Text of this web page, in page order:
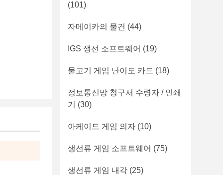
(101)
자메이카의 물건 (44)
IGS 생선 소프트웨어 (19)
물고기 게임 난이도 카드 (18)
정보통신망 청구서 수령자 / 인쇄
기
(30)
아케이드 게임 의자 (10)
생선류 게임 소프트웨어 (75)
생선류 게임 내각 (25)